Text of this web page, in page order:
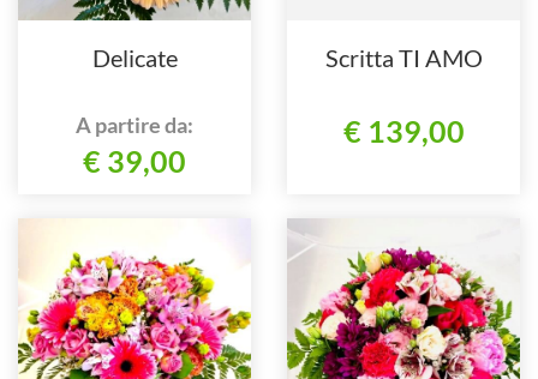
Delicate
A partire da:
€ 39,00
Scritta TI AMO
€ 139,00